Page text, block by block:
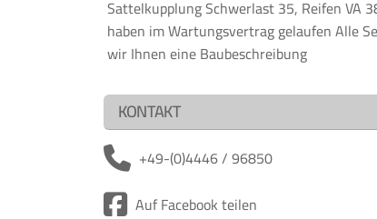
Sattelkupplung Schwerlast 35, Reifen VA
haben im Wartungsvertrag gelaufen Alle
wir Ihnen eine Baubeschreibung
KONTAKT
+49-(0)4446 / 96850
Auf Facebook teilen